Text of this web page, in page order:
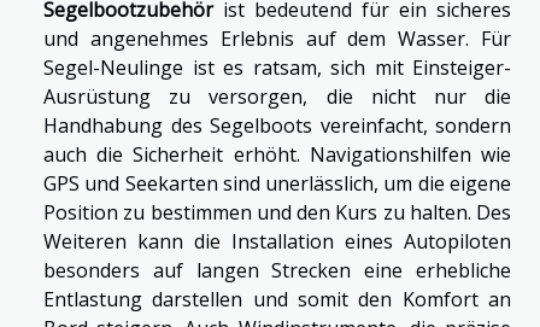
Segelbootzubehörist bedeutend für ein sicheres
und angenehmes Erlebnis auf dem Wasser. Für
Segel-Neulinge ist es ratsam, sich mit Einsteiger-
Ausrüstung zu versorgen, die nicht nur die
Handhabung des Segelboots vereinfacht, sondern
auch die Sicherheit erhöht. Navigationshilfen wie
GPS und Seekarten sind unerlässlich, um die eigene
Position zu bestimmen und den Kurs zu halten. Des
Weiteren kann die Installation eines Autopiloten
besonders auf langen Strecken eine erhebliche
Entlastung darstellen und somit den Komfort an